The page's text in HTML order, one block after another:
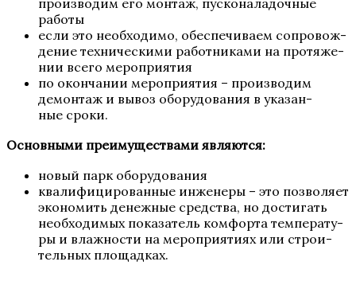
работы
если это необ­хо­ди­мо, обес­пе­чи­ва­ем сопро­вож­
де­ние тех­ни­че­ски­ми работ­ни­ка­ми на про­тя­же­
нии все­го мероприятия
по окон­ча­нии меро­при­я­тия – про­из­во­дим
демон­таж и вывоз обо­ру­до­ва­ния в ука­зан­
ные сроки.
Основ­ны­ми пре­иму­ще­ства­ми являются:
новый парк оборудования
ква­ли­фи­ци­ро­ван­ные инже­не­ры – это поз­во­ля­ет
эко­но­мить денеж­ные сред­ства, но дости­гать
необ­хо­ди­мых пока­за­тель ком­фор­та тем­пе­ра­ту­
ры и влаж­но­сти на меро­при­я­ти­ях или стро­и­
тель­ных площадках.